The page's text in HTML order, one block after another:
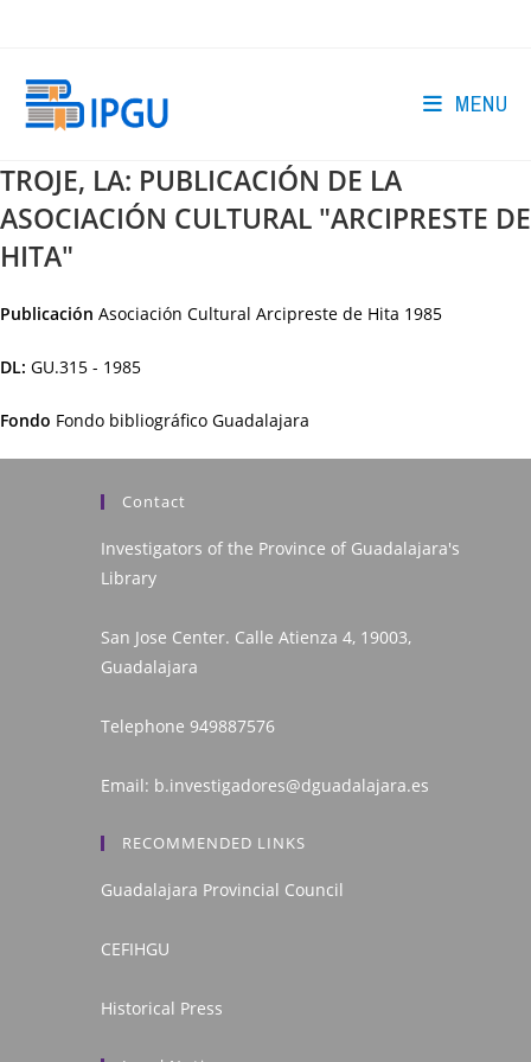
MENU
TROJE, LA: PUBLICACIÓN DE LA
ASOCIACIÓN CULTURAL "ARCIPRESTE DE
HITA"
Publicación Asociación Cultural Arcipreste de Hita 1985
DL: GU.315 - 1985
Fondo Fondo bibliográfico Guadalajara
Contact
Investigators of the Province of Guadalajara's
Library
San Jose Center. Calle Atienza 4, 19003,
Guadalajara
Telephone 949887576
Email: b.investigadores@dguadalajara.es
RECOMMENDED LINKS
Guadalajara Provincial Council
CEFIHGU
Historical Press